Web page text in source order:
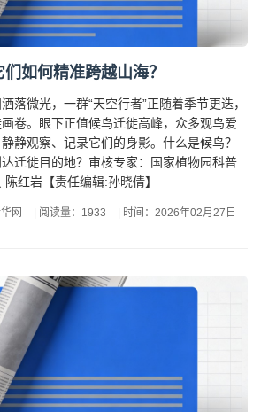
如何精准跨越山海？
落微光，一群“天空行者”正随着季节更迭，
卷。眼下正值候鸟迁徙高峰，众多观鸟爱
静观察、记录它们的身影。什么是候鸟？
迁徙目的地？审核专家：国家植物园科普
红岩【责任编辑:孙晓倩】
网 阅读量：1933 时间：2026年02月27日